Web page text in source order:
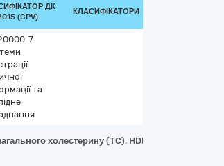
ДК
(CPV)
КЛАСИФІКАТОРИ
7
та
холестерину (TC), HDL та LDL,